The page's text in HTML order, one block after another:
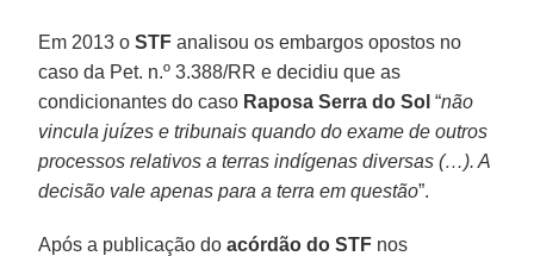
Em 2013 oSTF analisou os embargos opostos no
caso da Pet. n.º 3.388/RR e decidiu que as
condicionantes do caso Raposa Serra do Sol “não
vincula juízes e tribunais quando do exame de outros
processos relativos a terras indígenas diversas (…). A
decisão vale apenas para a terra em questão”.
Após a publicação doacórdão do STF nos